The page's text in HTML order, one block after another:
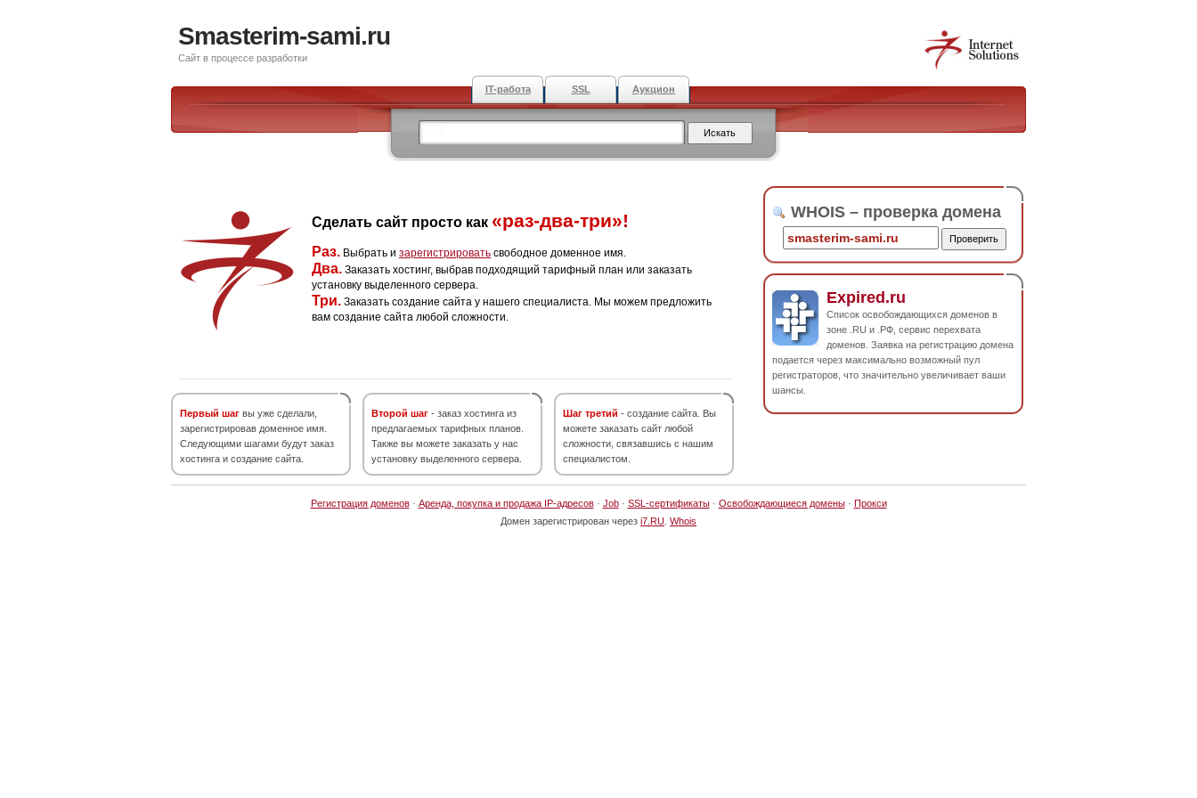
Smasterim-sami.ru
Сайт в процессе разработки
IT-работа SSL Аукцион
Сделать сайт просто как «раз-два-три»!
Раз. Выбрать и зарегистрировать свободное доменное имя.
Два. Заказать хостинг, выбрав подходящий тарифный план или заказать
установку выделенного сервера.
Три. Заказать создание сайта у нашего специалиста. Мы можем предложить
вам создание сайта любой сложности.
Первый шаг вы уже сделали,
зарегистрировав доменное имя.
Следующими шагами будут заказ
хостинга и создание сайта.
Второй шаг - заказ хостинга из
предлагаемых тарифных планов.
Также вы можете заказать у нас
установку выделенного сервера.
Шаг третий - создание сайта. Вы
можете заказать сайт любой
сложности, связавшись с нашим
специалистом.
WHOIS – проверка домена
Expired.ru
Список освобождающихся доменов в
зоне .RU и .РФ, сервис перехвата
доменов. Заявка на регистрацию домена
подается через максимально возможный пул
регистраторов, что значительно увеличивает ваши
шансы.
Регистрация доменов· Аренда, покупка и продажа IP-адресов· Job· SSL-сертификаты· Освобождающиеся домены· Прокси
Домен зарегистрирован через i7.RU Whois